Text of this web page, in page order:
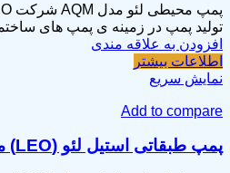
تولید پمپ در زمینه ی پمپ های
افزودن به علاقه مندی
اطلاعات بیشتر
نمایش سریع
Add to compare
پمپ طبقاتی استیل لئو (LEO) مدل EMH